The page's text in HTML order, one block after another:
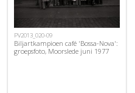
PV2013_020-09
Biljartkampioen café 'Bossa-Nova':
groepsfoto, Moorslede juni 1977